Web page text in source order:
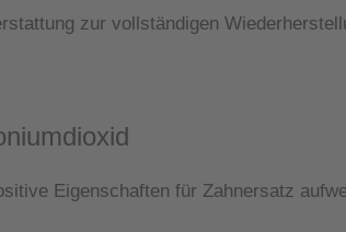
zur vollständigen
Eigenschaften für Zahnersatz